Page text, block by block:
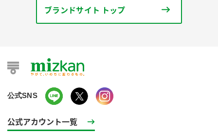
ブランドサイト トップ
公式SNS
公式アカウント一覧